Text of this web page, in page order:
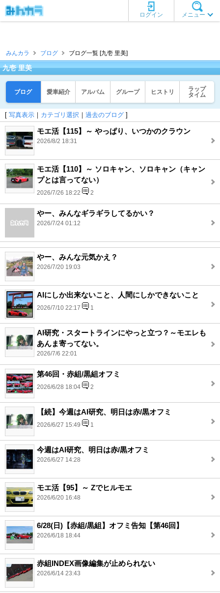
メニュー
ログイン
みんカラ ブログ ブログ一覧 [九壱 里美]
九壱 里美
ブログ 愛車紹介 アルバム グループ ヒストリ
ラップ
タイム
[ 写真表示 ｜ カテゴリ選択 ｜ 過去のブログ ]
モエ活【115】～ やっぱり、いつかのクラウン
2026/8/2 18:31
モエ活【110】～ ソロキャン、ソロキャン（キャン
プとは言ってない）
2026/7/26 18:22 2
やー、みんなギラギラしてるかい？
2026/7/24 01:12
やー、みんな元気かえ？
2026/7/20 19:03
AIにしか出来ないこと、人間にしかできないこと
2026/7/10 22:17 1
AI研究・スタートラインにやっと立つ？～モエレも
あんま寄ってない。
2026/7/6 22:01
第46回・赤組/黒組オフミ
2026/6/28 18:04 2
【続】今週はAI研究、明日は赤/黒オフミ
2026/6/27 15:49 1
今週はAI研究、明日は赤/黒オフミ
2026/6/27 14:28
モエ活【95】～ Zでヒルモエ
2026/6/20 16:48
6/28(日)【赤組/黒組】オフミ告知【第46回】
2026/6/18 18:44
赤組INDEX画像編集が止められない
2026/6/14 23:43